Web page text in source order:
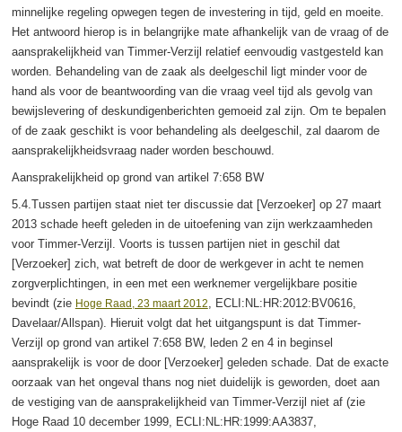
minnelijke regeling opwegen tegen de investering in tijd, geld en moeite.
Het antwoord hierop is in belangrijke mate afhankelijk van de vraag of de
aansprakelijkheid van Timmer-Verzijl relatief eenvoudig vastgesteld kan
worden. Behandeling van de zaak als deelgeschil ligt minder voor de
hand als voor de beantwoording van die vraag veel tijd als gevolg van
bewijslevering of deskundigenberichten gemoeid zal zijn. Om te bepalen
of de zaak geschikt is voor behandeling als deelgeschil, zal daarom de
aansprakelijkheidsvraag nader worden beschouwd.
Aansprakelijkheid op grond van artikel 7:658 BW
5.4.Tussen partijen staat niet ter discussie dat [Verzoeker] op 27 maart
2013 schade heeft geleden in de uitoefening van zijn werkzaamheden
voor Timmer-Verzijl. Voorts is tussen partijen niet in geschil dat
[Verzoeker] zich, wat betreft de door de werkgever in acht te nemen
zorgverplichtingen, in een met een werknemer vergelijkbare positie
bevindt (zie Hoge Raad, 23 maart 2012 , ECLI:NL:HR:2012:BV0616,
Davelaar/Allspan). Hieruit volgt dat het uitgangspunt is dat Timmer-
Verzijl op grond van artikel 7:658 BW, leden 2 en 4 in beginsel
aansprakelijk is voor de door [Verzoeker] geleden schade. Dat de exacte
oorzaak van het ongeval thans nog niet duidelijk is geworden, doet aan
de vestiging van de aansprakelijkheid van Timmer-Verzijl niet af (zie
Hoge Raad 10 december 1999, ECLI:NL:HR:1999:AA3837,